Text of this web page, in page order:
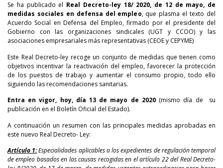
Se ha publicado el Real Decreto-ley 18/ 2020, de 12 de mayo, de
medidas sociales en defensa del empleo, que plasma el texto del
Acuerdo Social en Defensa del Empleo, firmado por el presidente del
Gobierno con las organizaciones sindicales (UGT y CCOO) y las
asociaciones empresariales más representativas (CEOE y CEPYME)
Este Real Decreto-ley recoge un conjunto de medidas que tienen como
objetivos incentivar la reactivación del empleo, favorecer la protección
de los puestos de trabajo y aumentar el consumo propio, todo ello
siguiendo las recomendaciones sanitarias.
Entra en vigor, hoy, día 13 de mayo de 2020 (mismo día de su
publicación en el Boletín Oficial del Estado).
A continuación un resumen con las principales medidas aprobadas en
este nuevo Real Decreto- Ley:
Artículo 1:Especialidades aplicables a los expedientes de regulación temporal
de empleo basados en las causas recogidas en el artículo 22 del Real Decreto-